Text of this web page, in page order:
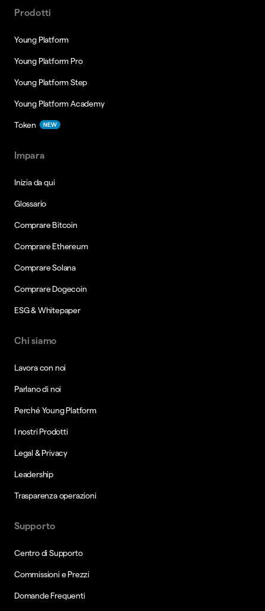
Prodotti
Young Platform
Young Platform Pro
Young Platform Step
Young Platform Academy
Token NEW
Impara
Inizia da qui
Glossario
Comprare Bitcoin
Comprare Ethereum
Comprare Solana
Comprare Dogecoin
ESG & Whitepaper
Chi siamo
Lavora con noi
Parlano di noi
Perché Young Platform
I nostri Prodotti
Legal & Privacy
Leadership
Trasparenza operazioni
Supporto
Centro di Supporto
Commissioni e Prezzi
Domande Frequenti